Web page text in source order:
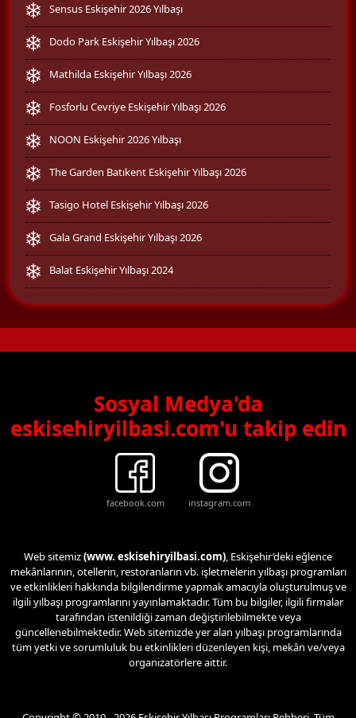
Sensus Eskişehir 2026 Yılbaşı
Dodo Park Eskişehir Yılbaşı 2026
Mathilda Eskişehir Yılbaşı 2026
Fosforlu Cevriye Eskişehir Yılbaşı 2026
NOON Eskişehir 2026 Yılbaşı
The Garden Batıkent Eskişehir Yılbaşı 2026
Tasigo Hotel Eskişehir Yılbaşı 2026
Gala Grand Eskişehir Yılbaşı 2026
Balat Eskişehir Yılbaşı 2024
Sosyal Medya'da
eskisehiryilbasi.com'u takip edin
facebook.com instagram.com
Web sitemiz(www. eskisehiryilbasi.com), Eskişehir’deki eğlence
mekânlarının, otellerin, restoranların vb. işletmelerin yılbaşı programları
ve etkinlikleri hakkında bilgilendirme yapmak amacıyla oluşturulmuş ve
ilgili yılbaşı programlarını yayınlamaktadır. Tüm bu bilgiler, ilgili firmalar
tarafından istenildiği zaman değiştirilebilmekte veya
güncellenebilmektedir. Web sitemizde yer alan yılbaşı programlarında
tüm yetki ve sorumluluk bu etkinlikleri düzenleyen kişi, mekân ve/veya
organizatörlere aittir.